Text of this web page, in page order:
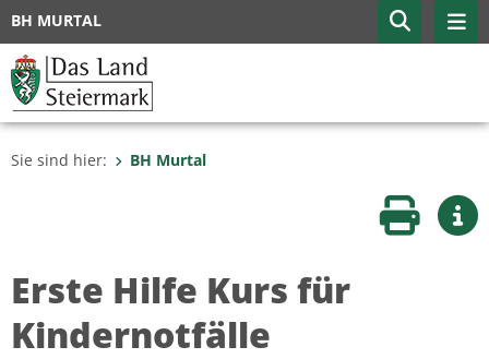
BH MURTAL
Sie sind hier: BH Murtal
Seite
Erste Hilfe Kurs für
Kindernotfälle